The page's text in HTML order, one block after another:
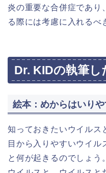
炎の重要な合併症であり
る際には考慮に入れるべ
Dr. KIDの執筆し
絵本：めからはいり
知っておきたいウイルス
目から入りやすいウイル
と何が起きるのでしょう。